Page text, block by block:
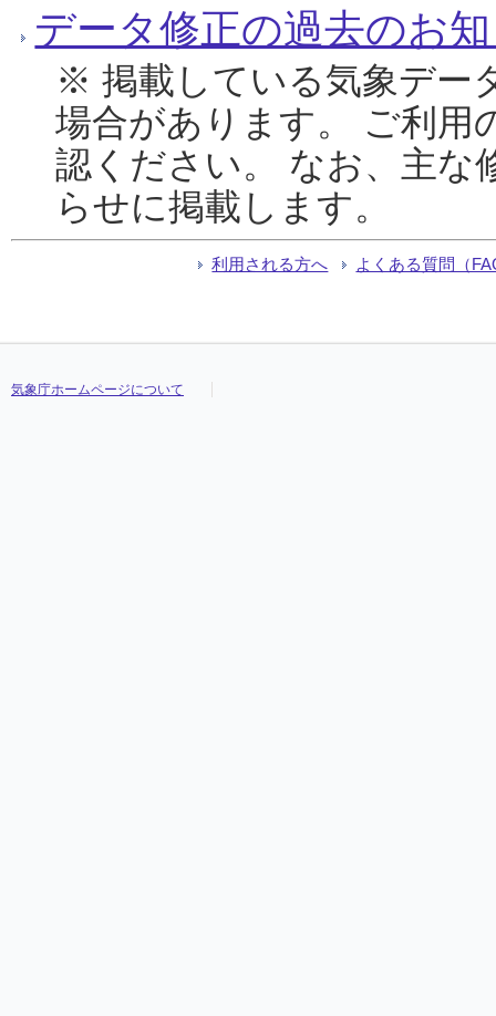
データ修正の過去のお
※ 掲載している気象デー
場合があります。 ご利用
認ください。 なお、主な
らせに掲載します。
利用される方へ よくある質問（
気象庁ホームページについて